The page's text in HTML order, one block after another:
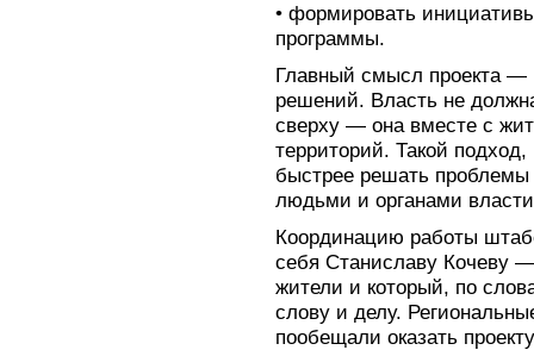
• формировать
программы.
Главный смысл проекта —
решений. Власть не
сверху — она вместе с
территорий. Такой
быстрее решать
людьми и органами
Координацию работы
себя Станиславу Кочеву —
жители и который, по
слову и делу.
пообещали оказать